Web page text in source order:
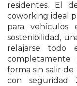
residentes. El
coworking ideal
para vehículos
sostenibilidad,
relajarse
completamente
forma sin salir de
con seguridad